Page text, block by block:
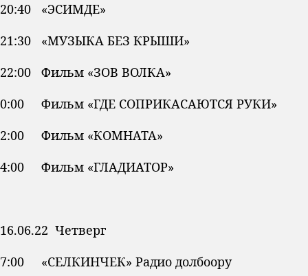
20:40 «ЭСИМДЕ»
21:30 «МУЗЫКА БЕЗ КРЫШИ»
22:00 Фильм «ЗОВ ВОЛКА»
0:00 Фильм «ГДЕ СОПРИКАСАЮТСЯ РУКИ»
2:00 Фильм «КОМНАТА»
4:00 Фильм «ГЛАДИАТОР»
16.06.22 Четверг
7:00 «СЕЛКИНЧЕК» Радио долбоору